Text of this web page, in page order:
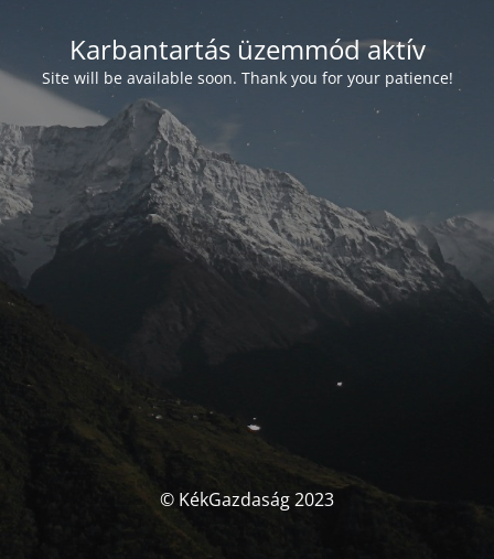
Karbantartás üzemmód aktív
Site will be available soon. Thank you for your patience!
© KékGazdaság 2023